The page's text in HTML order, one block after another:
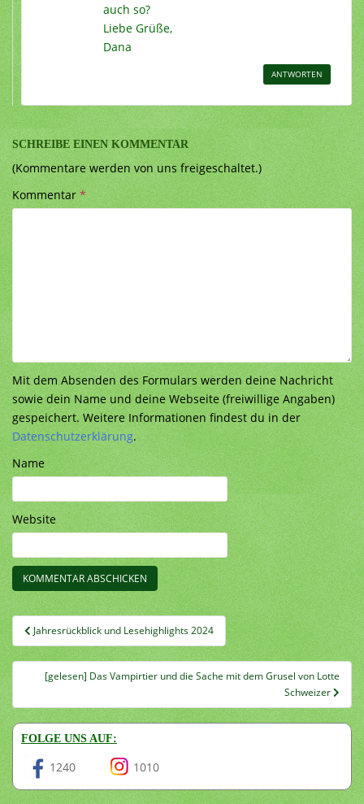
auch so?
Liebe Grüße,
Dana
ANTWORTEN
SCHREIBE EINEN KOMMENTAR
(Kommentare werden von uns freigeschaltet.)
Kommentar*
Mit dem Absenden des Formulars werden deine Nachricht
sowie dein Name und deine Webseite (freiwillige Angaben)
gespeichert. Weitere Informationen findest du in der
Datenschutzerklärung.
Name
Website
Beitragsnavigation
Jahresrückblick und Lesehighlights 2024
[gelesen] Das Vampirtier und die Sache mit dem Grusel von Lotte
Schweizer
FOLGE UNS AUF:
1240 1010